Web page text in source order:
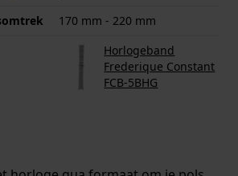
170 mm - 220 mm
Horlogeband
Frederique Constant
FCB-5BHG